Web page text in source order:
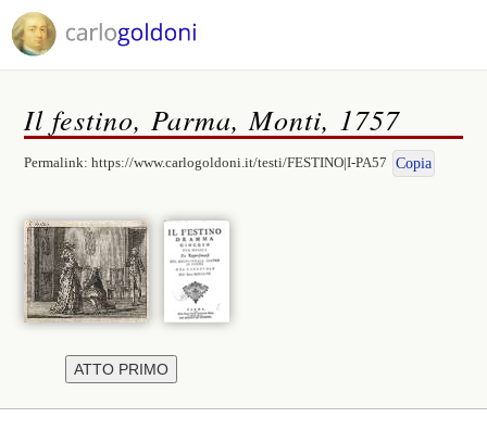
Il festino, Parma, Monti, 1757
Permalink:https://www.carlogoldoni.it/testi/FESTINO|I-PA57 Copia